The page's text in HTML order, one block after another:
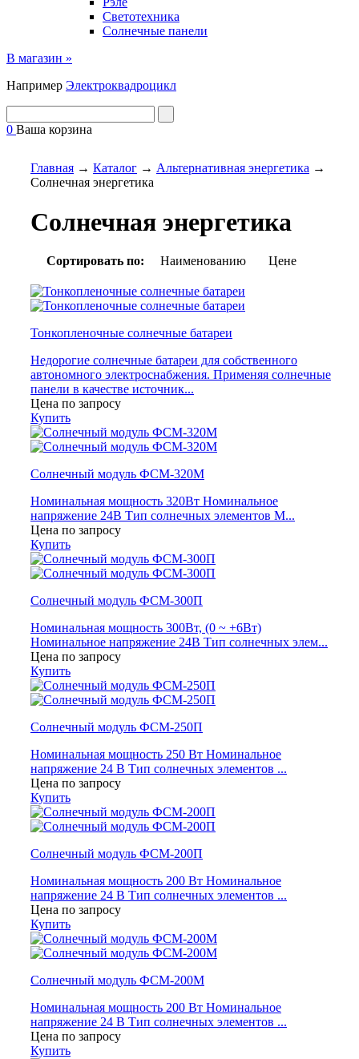
Светотехника
Солнечные панели
В магазин »
Например Электроквадроцикл
0 Ваша корзина
Главная → Каталог → Альтернативная энергетика →
Солнечная энергетика
Солнечная энергетика
Сортировать по: Наименованию Цене
Тонкопленочные солнечные батареи
Недорогие солнечные батареи для собственного
автономного электроснабжения. Применяя солнечные
панели в качестве источник...
Цена по запросу
Купить
Солнечный модуль ФСМ-320М
Номинальная мощность 320Вт Номинальное
напряжение 24В Тип солнечных элементов М...
Цена по запросу
Купить
Солнечный модуль ФСМ-300П
Номинальная мощность 300Вт, (0 ~ +6Вт)
Номинальное напряжение 24В Тип солнечных элем...
Цена по запросу
Купить
Солнечный модуль ФСМ-250П
Номинальная мощность 250 Вт Номинальное
напряжение 24 В Тип солнечных элементов ...
Цена по запросу
Купить
Солнечный модуль ФСМ-200П
Номинальная мощность 200 Вт Номинальное
напряжение 24 В Тип солнечных элементов ...
Цена по запросу
Купить
Солнечный модуль ФСМ-200М
Номинальная мощность 200 Вт Номинальное
напряжение 24 В Тип солнечных элементов ...
Цена по запросу
Купить